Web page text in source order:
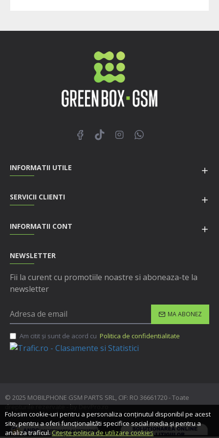
INFORMATII UTILE
SERVICII CLIENTI
INFORMATII CONT
NEWSLETTER
Fii la curent cu promotiile noastre si aboneaza-te la
newsletter
MA ABONEZ
Am citit şi sunt de acord cu Politica de confidentialitate
© 2025 MOBILPHONE GSM PARTS SRL, CIF: RO 36661720 - Toate
drepturile rezervate - by DevPro.ro
Folosim cookie-uri pentru a personaliza conținutul disponibil pe acest
site, pentru a oferi funcționalităti specifice social media și pentru a
analiza traficul.Citește politica de utilizare cookies